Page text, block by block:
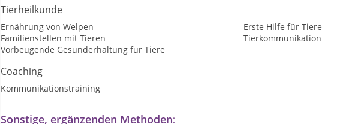
Tierheilkunde
Ernährung von Welpen
Erste Hilfe für Tiere
Familienstellen mit Tieren
Tierkommunikation
Vorbeugende Gesunderhaltung für Tiere
Coaching
Kommunikationstraining
Sonstige, ergänzenden Methoden: